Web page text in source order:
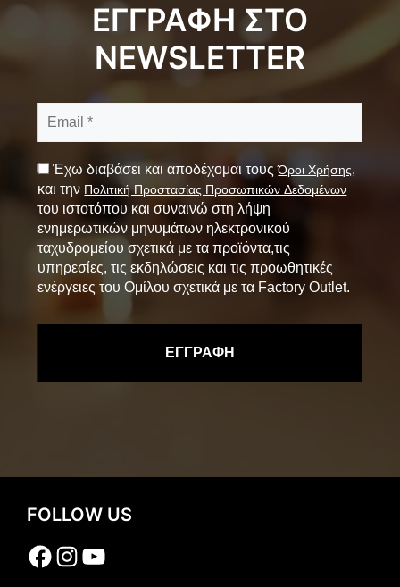
ΕΓΓΡΑΦΗ ΣΤΟ
NEWSLETTER
Έχω διαβάσει και αποδέχομαι τουςΌροι Χρήσης,
και την Πολιτική Προστασίας Προσωπικών Δεδομένων
του ιστοτόπου και συναινώ στη λήψη
ενημερωτικών μηνυμάτων ηλεκτρονικού
ταχυδρομείου σχετικά με τα προϊόντα,τις
υπηρεσίες, τις εκδηλώσεις και τις προωθητικές
ενέργειες του Ομίλου σχετικά με τα Factory Outlet.
FOLLOW US
Facebook
Instagram
YouTube